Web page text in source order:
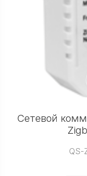
Сетевой
QS-